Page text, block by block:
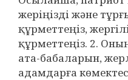
жеріңізді және
құрметтеңіз,
құрметтеңіз. 2.
ата-бабаларын,
адамдарға